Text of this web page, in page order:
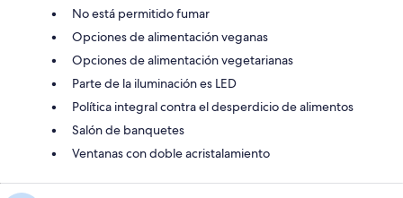
No está permitido fumar
Opciones de alimentación veganas
Opciones de alimentación vegetarianas
Parte de la iluminación es LED
Política integral contra el desperdicio de alimentos
Salón de banquetes
Ventanas con doble acristalamiento